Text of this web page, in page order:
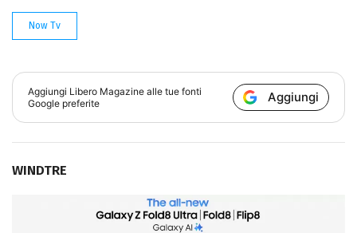
Now Tv
Aggiungi Libero Magazine alle tue fonti
Google preferite
Aggiungi
WINDTRE